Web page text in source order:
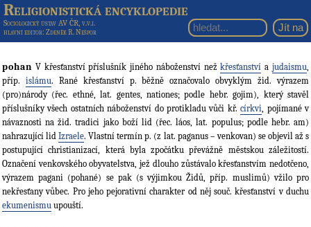
Religionistická encyklopedie
Sociologický ústav AV ČR, v.v.i.
hlavní editor: Zdeněk R. Nešpor
pohan V křesťanství příslušník jiného náboženství nežkřesťanství ajudaismu,
příp. islámu. Rané křesťanství p. běžně označovalo obvyklým žid. výrazem
(pro)národy (řec. ethné, lat. gentes, nationes; podle hebr. gojim), který stavěl
příslušníky všech ostatních náboženství do protikladu vůči kř.církvi, pojímané v
návaznosti na žid. tradici jako boží lid (řec. láos, lat. populus; podle hebr. am)
nahrazující lidIzraele. Vlastní termín p. (z lat. paganus – venkovan) se objevil až s
postupující christianizací, která byla zpočátku převážně městskou záležitostí.
Označení venkovského obyvatelstva, jež dlouho zůstávalo křesťanstvím nedotčeno,
výrazem pagani (pohané) se pak (s výjimkou Židů, příp. muslimů) vžilo pro
nekřesťany vůbec. Pro jeho pejorativní charakter od něj souč. křesťanství v duchu
ekumenismu upouští.